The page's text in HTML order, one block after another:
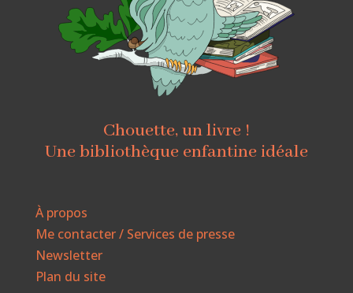
Chouette, un livre !
Une bibliothèque enfantine idéale
À propos
Me contacter / Services de presse
Newsletter
Plan du site